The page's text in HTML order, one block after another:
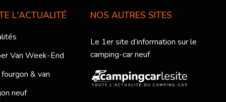
L'ACTUALITÉ
Van Week-End
& van
neuf
NOS AUTRES SITES
Le 1er site d’information sur le
camping-car neuf